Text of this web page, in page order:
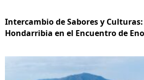
Intercambio de Sabores y
Hondarribia en el Encuentro de